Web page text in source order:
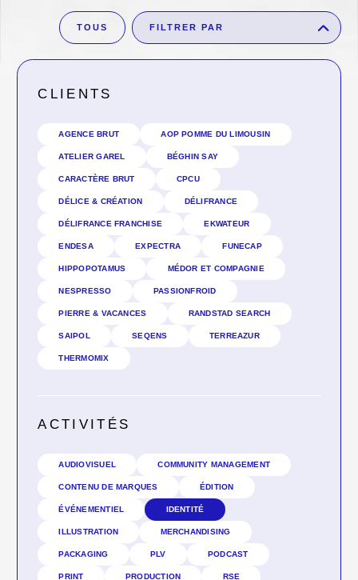
TOUS FILTRER PAR
CLIENTS
AGENCE BRUT AOP POMME DU LIMOUSIN
ATELIER GAREL BÉGHIN SAY
CARACTÈRE BRUT CPCU
DÉLICE & CRÉATION DÉLIFRANCE
DÉLIFRANCE FRANCHISE EKWATEUR
ENDESA EXPECTRA FUNECAP
HIPPOPOTAMUS MÉDOR ET COMPAGNIE
NESPRESSO PASSIONFROID
PIERRE & VACANCES RANDSTAD SEARCH
SAIPOL SEQENS TERREAZUR
THERMOMIX
ACTIVITÉS
AUDIOVISUEL COMMUNITY MANAGEMENT
CONTENU DE MARQUES ÉDITION
ÉVÉNEMENTIEL IDENTITÉ
ILLUSTRATION MERCHANDISING
PACKAGING PLV PODCAST
PRINT PRODUCTION RSE